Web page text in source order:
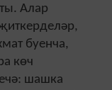
Алар
буенча,
көч
шашка